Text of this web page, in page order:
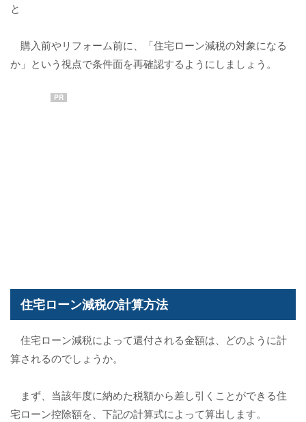
と
購入前やリフォーム前に、「住宅ローン減税の対象になる
か」という視点で条件面を再確認するようにしましょう。
PR
住宅ローン減税の計算方法
住宅ローン減税によって還付される金額は、どのように計
算されるのでしょうか。
まず、当該年度に納めた税額から差し引くことができる住
宅ローン控除額を、下記の計算式によって算出します。